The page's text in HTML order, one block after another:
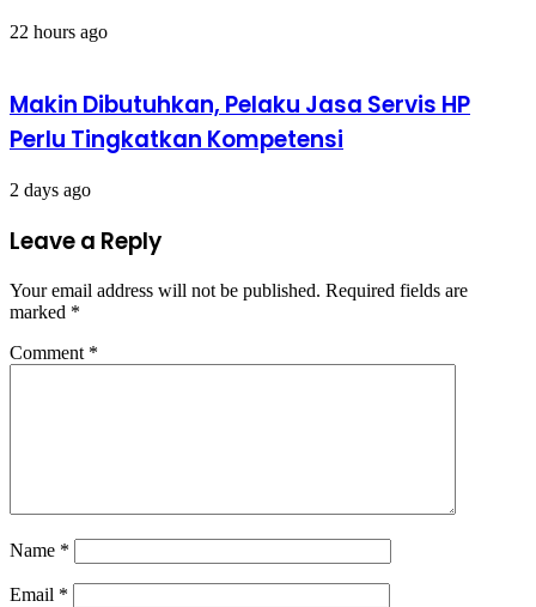
22 hours ago
Makin Dibutuhkan, Pelaku Jasa Servis HP
Perlu Tingkatkan Kompetensi
2 days ago
Leave a Reply
Your email address will not be published. Required fields are
marked *
Comment *
Name *
Email *